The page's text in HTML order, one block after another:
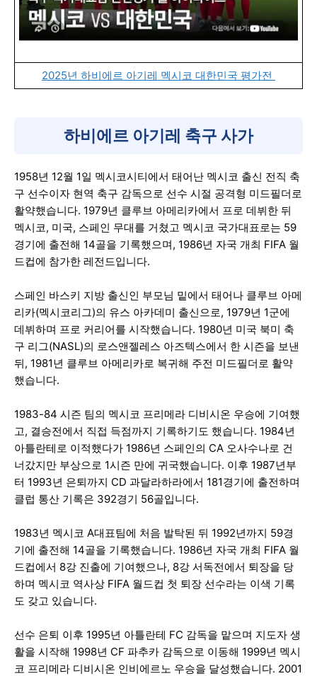
2025년 하비에르 아기레 멕시코 대한민국 평가전
하비에르 아기레 축구 사가
1958년 12월 1일 멕시코시티에서 태어난 멕시코 출신 전직 축
구 선수이자 현역 축구 감독으로 선수 시절 공격형 미드필더로
활약했습니다. 1979년 클루브 아메리카에서 프로 데뷔한 뒤
멕시코, 미국, 스페인 무대를 거쳤고 멕시코 국가대표로는 59
경기에 출전해 14골을 기록했으며, 1986년 자국 개최 FIFA 월
드컵에 참가한 레전드입니다.
스페인 바스키 지방 출신인 부모님 밑에서 태어나 클루브 아메
리카(멕시코리그)의 유스 아카데미 출신으로, 1979년 1군에
데뷔하며 프로 커리어를 시작했습니다. 1980년 미국 북미 축
구 리그(NASL)의 로스앤젤레스 아즈텍스에서 한 시즌을 보낸
뒤, 1981년 클루브 아메리카로 복귀해 주전 미드필더로 활약
했습니다.
1983-84 시즌 팀의 멕시코 프리메라 디비시온 우승에 기여했
고, 결승전에서 직접 득점까지 기록하기도 했습니다. 1984년
아틀란테로 이적했다가 1986년 스페인의 CA 오사수나로 건
너갔지만 부상으로 1시즌 만에 귀국했습니다. 이후 1987년부
터 1993년 은퇴까지 CD 과달라하라에서 181경기에 출전하며
클럽 통산 기록은 392경기 56골입니다.
1983년 멕시코 A대표팀에 처음 발탁된 뒤 1992년까지 59경
기에 출전해 14골을 기록했습니다. 1986년 자국 개최 FIFA 월
드컵에서 8강 진출에 기여했으나, 8강 서독전에서 퇴장을 당
하며 멕시코 역사상 FIFA 월드컵 첫 퇴장 선수라는 이색 기록
도 갖고 있습니다.
선수 은퇴 이후 1995년 아틀란테 FC 감독을 맡으며 지도자 생
활을 시작해 1998년 CF 파추카 감독으로 이동해 1999년 멕시
코 프리메라 디비시온 인비에르노 우승을 달성했습니다. 2001